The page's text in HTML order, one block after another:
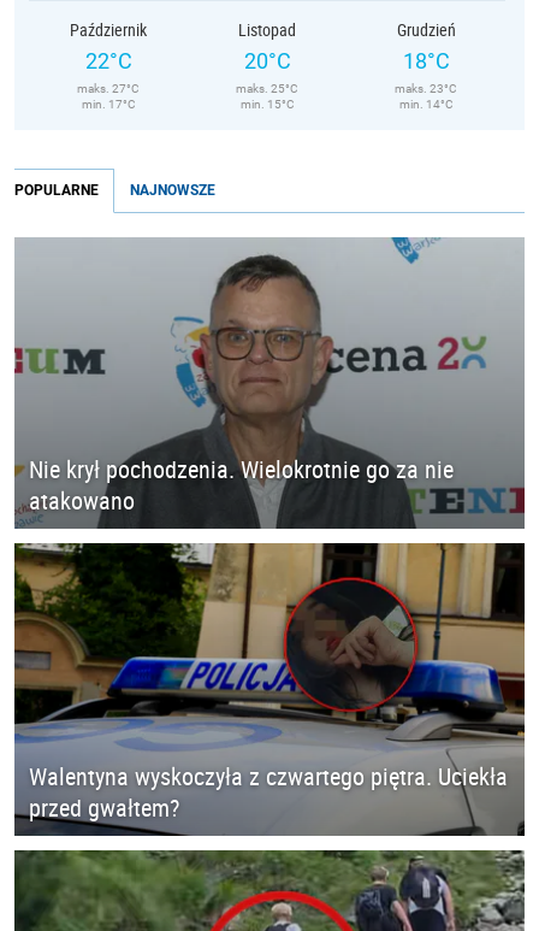
Październik
22°C
maks. 27°C
min. 17°C
Listopad
20°C
maks. 25°C
min. 15°C
Grudzień
18°C
maks. 23°C
min. 14°C
POPULARNE NAJNOWSZE
Nie krył pochodzenia. Wielokrotnie go za nie
atakowano
Walentyna wyskoczyła z czwartego piętra. Uciekła
przed gwałtem?